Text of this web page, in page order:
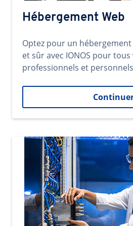
Hébergement Web
Optez pour un
et sûr avec IONOS pour
professionnels et